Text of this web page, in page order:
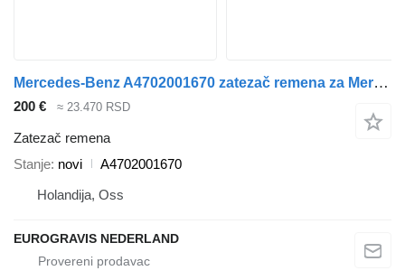
Mercedes-Benz A4702001670 zatezač remena za Mercedes-Benz Actros MP4 tegljača
200 € ≈ 23.470 RSD
Zatezač remena
Stanje novi
A4702001670
Holandija, Oss
EUROGRAVIS NEDERLAND